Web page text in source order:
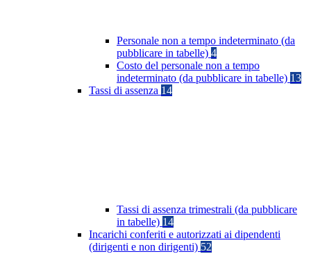
Personale non a tempo indeterminato (da
pubblicare in tabelle) 4
Costo del personale non a tempo
indeterminato (da pubblicare in tabelle) 13
Tassi di assenza 14
Tassi di assenza trimestrali (da pubblicare
in tabelle) 14
Incarichi conferiti e autorizzati ai dipendenti
(dirigenti e non dirigenti) 52